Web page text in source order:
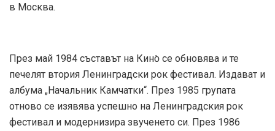
в Москва.
През май 1984 съставът на Кино̀ се обновява и те
печелят втория Ленинградски рок фестивал. Издават и
албума „Начальник Камчатки“. През 1985 групата
отново се изявява успешно на Ленинградския рок
фестивал и модернизира звученето си. През 1986